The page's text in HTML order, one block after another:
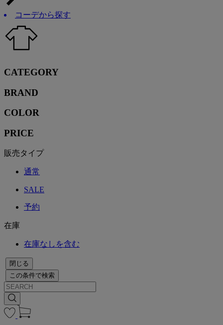
コーデから探す
CATEGORY
BRAND
COLOR
PRICE
販売タイプ
通常
SALE
予約
在庫
在庫なしを含む
閉じる
この条件で検索